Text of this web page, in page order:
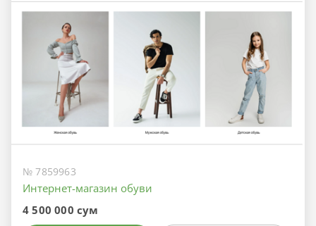
№ 7859963
Интернет-магазин обуви
4 500 000 сум